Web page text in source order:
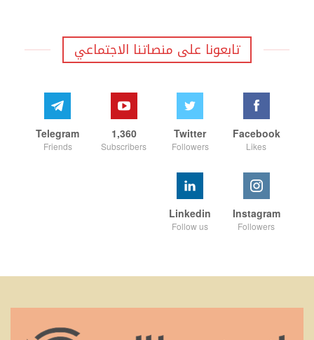
تابعونا على منصاتنا الاجتماعي
Facebook
Likes
Twitter
Followers
1,360
Subscribers
Telegram
Friends
Instagram
Followers
Linkedin
Follow us